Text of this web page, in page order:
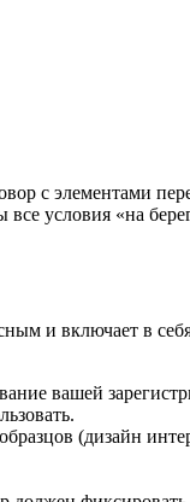
с элементами
условия «на
и включает в
вашей
(дизайн